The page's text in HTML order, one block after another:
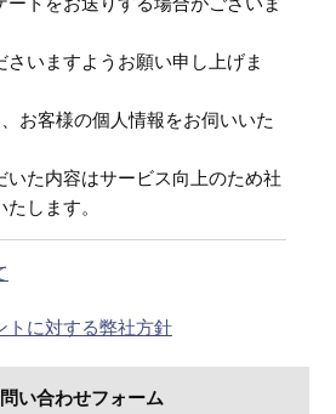
いますようお願い申し上げま
お客様の個人情報をお伺いいた
た内容はサービス向上のため社
します。
トに対する弊社方針
い合わせフォーム